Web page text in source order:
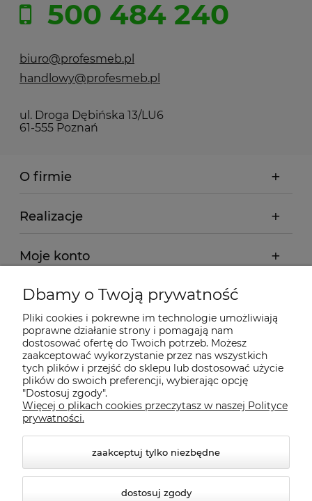
500 484 240
biuro@profesmeb.pl
handlowy@profesmeb.pl
ul. Droga Dębińska 13/LU6
61-555 Poznań
O firmie
Realizacje
Moje konto
Regulamin
Dostawa - realizacja
Gwarancja i zwroty
Pomoc
Dbamy o Twoją prywatność
Pliki cookies i pokrewne im technologie umożliwiają
poprawne działanie strony i pomagają nam
dostosować ofertę do Twoich potrzeb. Możesz
zaakceptować wykorzystanie przez nas wszystkich
tych plików i przejść do sklepu lub dostosować użycie
plików do swoich preferencji, wybierając opcję
"Dostosuj zgody".
Więcej o plikach cookies przeczytasz w naszej Polityce
prywatności.
zaakceptuj tylko niezbędne
dostosuj zgody